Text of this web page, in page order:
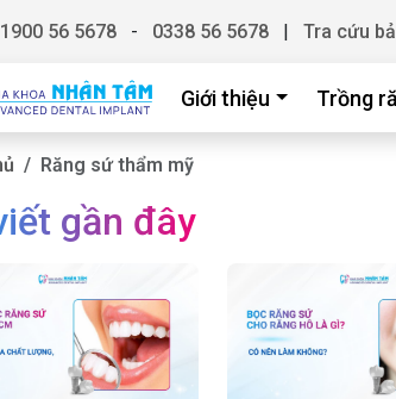
1900 56 5678 - 0338 56 5678 | Tra cứu
Giới thiệu Trồng
Răng sứ thẩm mỹ
gần đây